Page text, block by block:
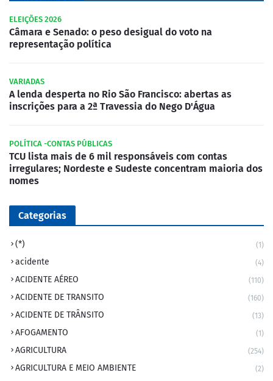
ELEIÇÕES 2026
Câmara e Senado: o peso desigual do voto na
representação política
VARIADAS
A lenda desperta no Rio São Francisco: abertas as
inscrições para a 2ª Travessia do Nego D'Água
POLÍTICA -CONTAS PÚBLICAS
TCU lista mais de 6 mil responsáveis com contas
irregulares; Nordeste e Sudeste concentram maioria dos
nomes
Categorias
(*) (1)
acidente (4)
ACIDENTE AÉREO (110)
ACIDENTE DE TRANSITO (160)
ACIDENTE DE TRÂNSITO (13)
AFOGAMENTO (1)
AGRICULTURA (254)
AGRICULTURA E MEIO AMBIENTE (2)